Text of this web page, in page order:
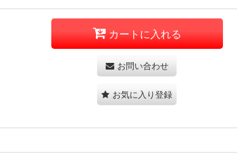
カートに入れる
お問い合わせ
お気に入り登録